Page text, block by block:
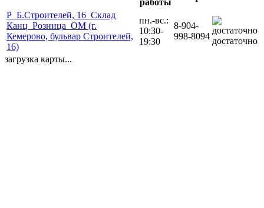
Р_Б.Строителей, 16_Склад
Канц_Розница_ОМ (г.
Кемерово, бульвар Строителей,
16)
пн.-вс.:
10:30-
19:30
8-904-
998-8094 достаточно
загрузка карты...